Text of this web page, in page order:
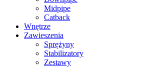
Midpipe
Catback
Wnętrze
Zawieszenia
Sprężyny
Stabilizatory
Zestawy